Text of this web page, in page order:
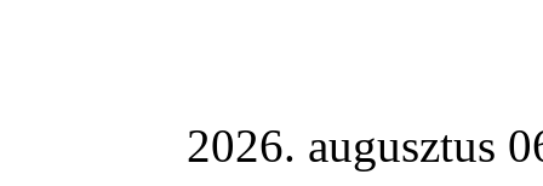
2026. augusztus